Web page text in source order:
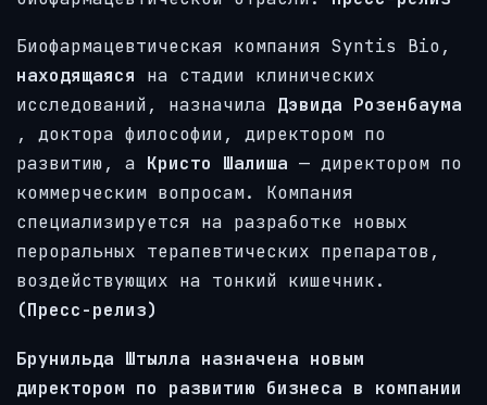
Биофармацевтическая компания Syntis Bio,
находящаяся на стадии клинических
исследований, назначила Дэвида Розенбаума
, доктора философии, директором по
развитию, а Кристо Шалиша — директором по
коммерческим вопросам. Компания
специализируется на разработке новых
пероральных терапевтических препаратов,
воздействующих на тонкий кишечник.
(Пресс-релиз)
Брунильда Штылла назначена новым
директором по развитию бизнеса в компании